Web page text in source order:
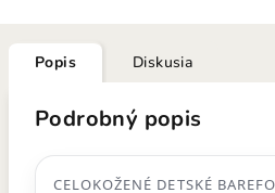
Popis Diskusia
Podrobný popis
CELOKOŽENÉ DETSKÉ